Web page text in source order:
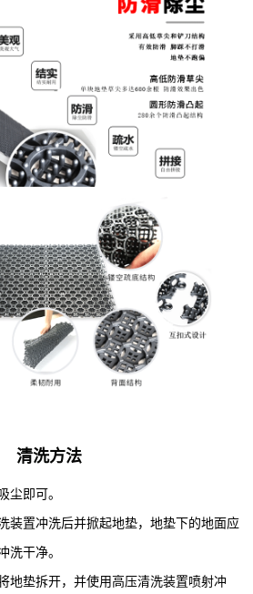
清洗方法
尘即可。
装置冲洗后并掀起地垫，地垫下的地面应
洗干净。
地垫拆开，并使用高压清洗装置喷射冲